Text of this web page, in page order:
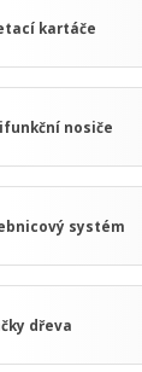
kartáče
nosiče
systém
dřeva